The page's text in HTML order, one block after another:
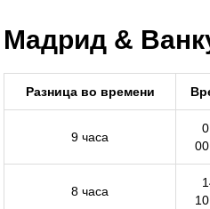
Мадрид &
Разница во времени
9 часа
8 часа